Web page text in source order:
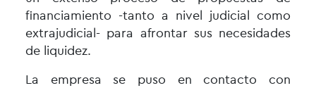
financiamiento -tanto a nivel judicial como
extrajudicial- para afrontar sus necesidades
de liquidez.
La empresa se puso en contacto con